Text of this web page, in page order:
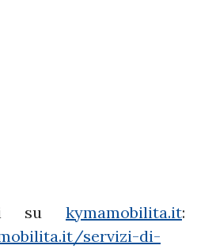
su kymamobilita.it:
servizi-di-